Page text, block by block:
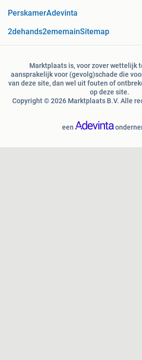
PerskamerAdevinta
2dehands2ememainSitemap
Marktplaats is, voor zover wettelijk
aansprakelijk voor (gevolg)schade die
van deze site, dan wel uit fouten of
op deze site.
Copyright © 2026 Marktplaats B.V. Alle
een